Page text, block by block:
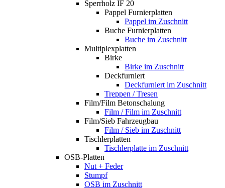
Sperrholz IF 20
Pappel Furnierplatten
Pappel im Zuschnitt
Buche Furnierplatten
Buche im Zuschnitt
Multiplexplatten
Birke
Birke im Zuschnitt
Deckfurniert
Deckfurniert im Zuschnitt
Treppen / Tresen
Film/Film Betonschalung
Film / Film im Zuschnitt
Film/Sieb Fahrzeugbau
Film / Sieb im Zuschnitt
Tischlerplatten
Tischlerplatte im Zuschnitt
OSB-Platten
Nut + Feder
Stumpf
OSB im Zuschnitt